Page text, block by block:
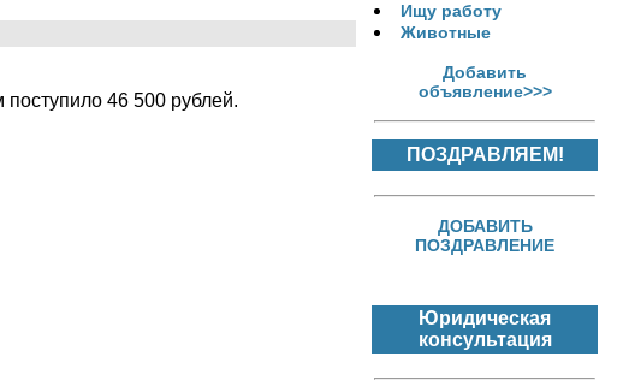
46 500 рублей.
Ищу работу
Животные
Добавить
объявление>>>
ПОЗДРАВЛЯЕМ!
ДОБАВИТЬ
ПОЗДРАВЛЕНИЕ
Юридическая
консультация